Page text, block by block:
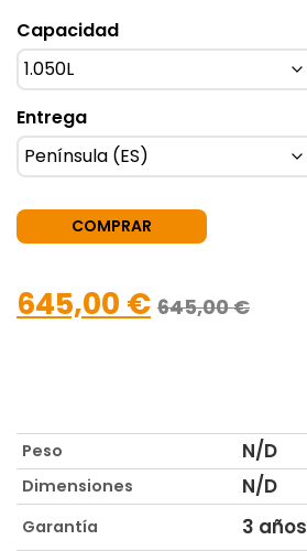
Capacidad
Entrega
COMPRAR
645,00 € 645,00€
Peso N/D
Dimensiones N/D
Garantía 3 años